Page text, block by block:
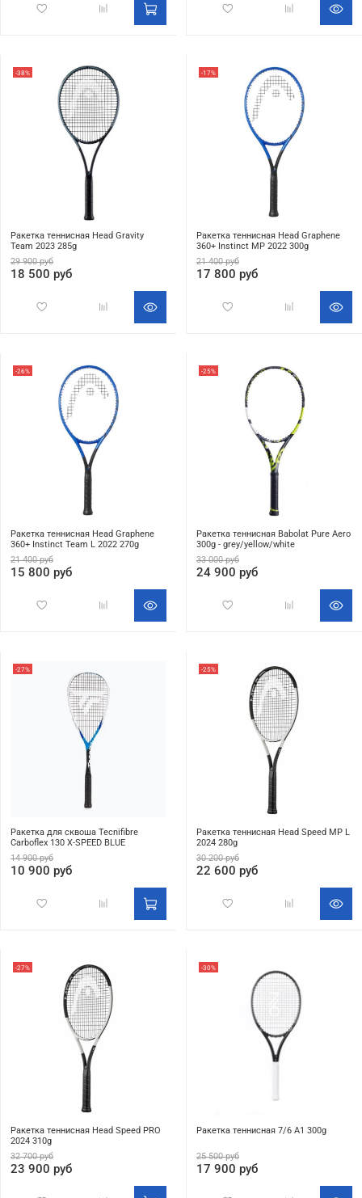
-38%
Ракетка теннисная Head Gravity
Team 2023 285g
29 900 руб
18 500 руб
-17%
Ракетка теннисная Head Graphene
360+ Instinct MP 2022 300g
21 400 руб
17 800 руб
-26%
Ракетка теннисная Head Graphene
360+ Instinct Team L 2022 270g
21 400 руб
15 800 руб
-25%
Ракетка теннисная Babolat Pure Aero
300g - grey/yellow/white
33 000 руб
24 900 руб
-27%
Ракетка для сквоша Tecnifibre
Carboflex 130 X-SPEED BLUE
14 900 руб
10 900 руб
-25%
Ракетка теннисная Head Speed MP L
2024 280g
30 200 руб
22 600 руб
-27%
Ракетка теннисная Head Speed PRO
2024 310g
32 700 руб
23 900 руб
-30%
Ракетка теннисная 7/6 A1 300g
25 500 руб
17 900 руб